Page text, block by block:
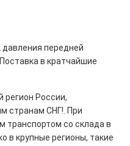
передней
в кратчайшие
России,
странам СНГ!. При
транспортом со склада в
в крупные регионы, такие